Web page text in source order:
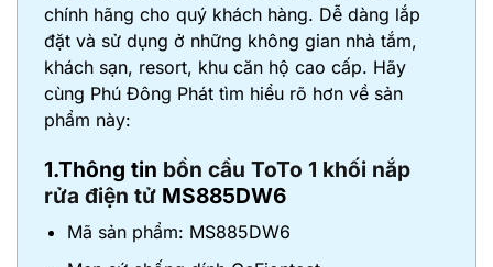
chính hãng cho quý khách hàng. Dễ dàng lắp
đặt và sử dụng ở những không gian nhà tắm,
khách sạn, resort, khu căn hộ cao cấp. Hãy
cùng Phú Đông Phát tìm hiểu rõ hơn về sản
phẩm này:
1.Thông tin bồn cầu ToTo 1 khối nắp
rửa điện tử MS885DW6
Mã sản phẩm: MS885DW6